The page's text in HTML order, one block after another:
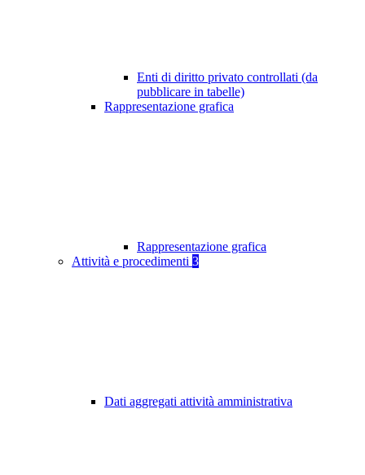
Enti di diritto privato controllati (da
pubblicare in tabelle)
Rappresentazione grafica
Rappresentazione grafica
Attività e procedimenti 3
Dati aggregati attività amministrativa